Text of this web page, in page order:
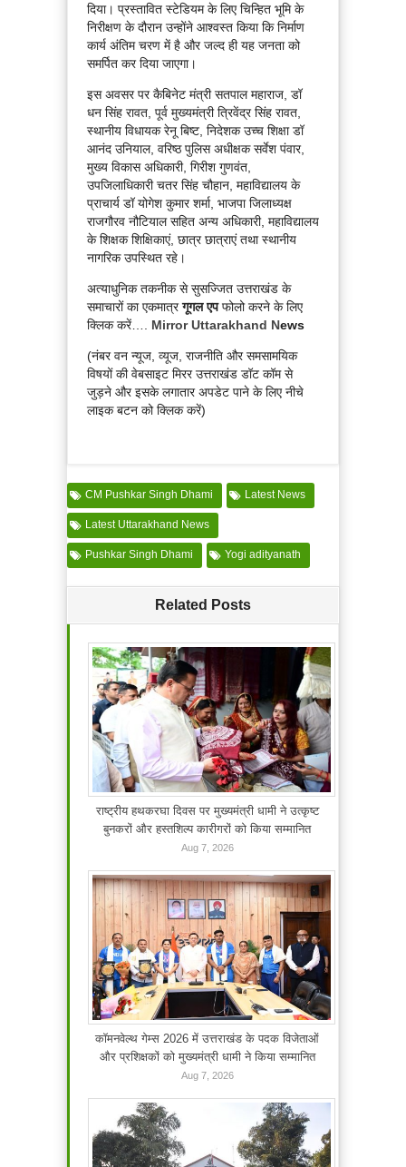
दिया। प्रस्तावित स्टेडियम के लिए चिन्हित भूमि के
निरीक्षण के दौरान उन्होंने आश्वस्त किया कि निर्माण
कार्य अंतिम चरण में है और जल्द ही यह जनता को
समर्पित कर दिया जाएगा।
इस अवसर पर कैबिनेट मंत्री सतपाल महाराज, डॉ
धन सिंह रावत, पूर्व मुख्यमंत्री त्रिवेंद्र सिंह रावत,
स्थानीय विधायक रेनू बिष्ट, निदेशक उच्च शिक्षा डॉ
आनंद उनियाल, वरिष्ठ पुलिस अधीक्षक सर्वेश पंवार,
मुख्य विकास अधिकारी, गिरीश गुणवंत,
उपजिलाधिकारी चतर सिंह चौहान, महाविद्यालय के
प्राचार्य डॉ योगेश कुमार शर्मा, भाजपा जिलाध्यक्ष
राजगौरव नौटियाल सहित अन्य अधिकारी, महाविद्यालय
के शिक्षक शिक्षिकाएं, छात्र छात्राएं तथा स्थानीय
नागरिक उपस्थित रहे।
अत्याधुनिक तकनीक से सुसज्जित उत्तराखंड के
समाचारों का एकमात्रगूगल एपफोलो करने के लिए
क्लिक करें…. Mirror Uttarakhand News
(नंबर वन न्यूज, व्यूज, राजनीति और समसामयिक
विषयों की वेबसाइट मिरर उत्तराखंड डॉट कॉम से
जुड़ने और इसके लगातार अपडेट पाने के लिए नीचे
लाइक बटन को क्लिक करें)
CM Pushkar Singh Dhami Latest News
Latest Uttarakhand News
Pushkar Singh Dhami Yogi adityanath
Related Posts
राष्ट्रीय हथकरघा दिवस पर मुख्यमंत्री धामी ने उत्कृष्ट
बुनकरों और हस्तशिल्प कारीगरों को किया सम्मानित
Aug 7, 2026
कॉमनवेल्थ गेम्स 2026 में उत्तराखंड के पदक विजेताओं
और प्रशिक्षकों को मुख्यमंत्री धामी ने किया सम्मानित
Aug 7, 2026